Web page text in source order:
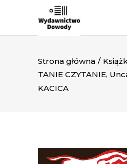
Strona główna /
TANIE CZYTANIE,
KACICA